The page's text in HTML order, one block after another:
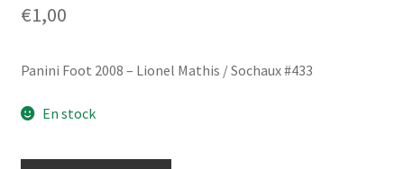
€1,00
Panini Foot 2008 – Lionel Mathis / Sochaux #433
En stock